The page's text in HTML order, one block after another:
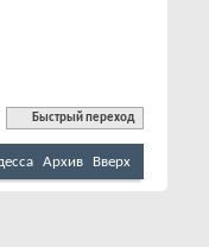
Быстрый переход
Архив Вверх